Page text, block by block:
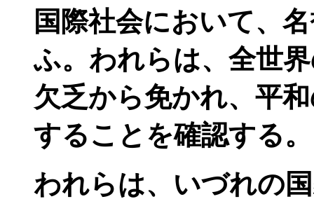
国際社会において、
ふ。われらは、全世
欠乏から免かれ、平
することを確認する。
われらは、いづれの